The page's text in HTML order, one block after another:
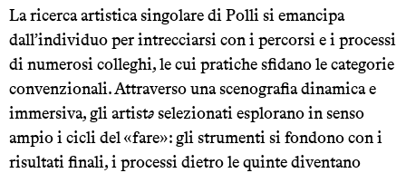
La ricerca artistica singolare di Polli si emancipa
dall’individuo per intrecciarsi con i percorsi e i processi
di numerosi colleghi, le cui pratiche sfidano le categorie
convenzionali. Attraverso una scenografia dinamica e
immersiva, gli artistəselezionati esplorano in senso
ampio i cicli del «fare»: gli strumenti si fondono con i
risultati finali, i processi dietro le quinte diventano